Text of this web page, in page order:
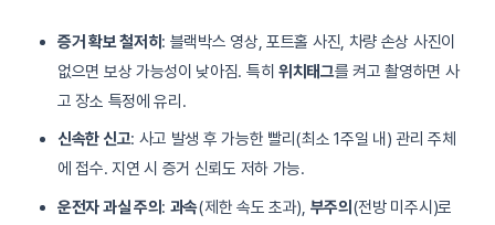
증거 확보 철저히 : 블랙박스 영상, 포트홀 사진, 차량 손상 사진이
없으면 보상 가능성이 낮아짐. 특히 위치태그를 켜고 촬영하면 사
고 장소 특정에 유리.
신속한 신고: 사고 발생 후 가능한 빨리(최소 1주일 내) 관리 주체
에 접수. 지연 시 증거 신뢰도 저하 가능.
운전자 과실 주의 : 과속(제한 속도 초과), 부주의 (전방 미주시)로